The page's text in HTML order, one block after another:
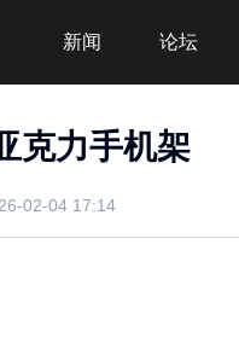
新闻 论坛
克力手机架
02-04 17:14